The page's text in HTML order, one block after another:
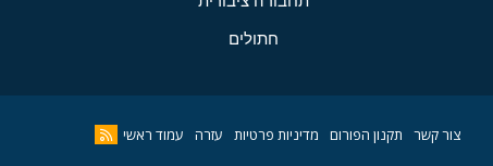
חתולים
צור קשר תקנון הפורום מדיניות פרטיות עזרה עמוד ראשי